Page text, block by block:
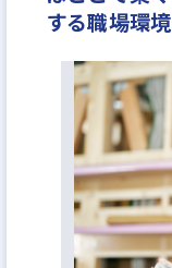
する職場環境